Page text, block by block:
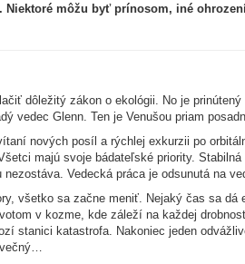
Niektoré môžu byť prínosom, iné
dôležitý zákon o ekológii. No je
vedec Glenn. Ten je Venušou priam
nových posíl a rýchlej exkurzii po
majú svoje bádateľské priority.
Vedecká práca je odsunutá na
všetko sa začne meniť. Nejaký čas sa
v kozme, kde záleží na každej
stanici katastrofa. Nakoniec jeden
večný…